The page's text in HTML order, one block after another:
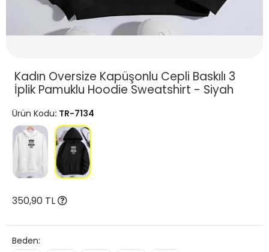
Kadın Oversize Kapüşonlu Cepli Baskılı 3
İplik Pamuklu Hoodie Sweatshirt - Siyah
Ürün Kodu: TR-7134
350,90 TL
Beden: